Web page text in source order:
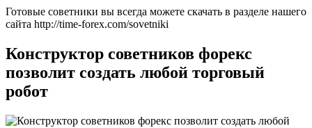
Готовые советники вы всегда можете скачать в разделе нашего
сайта http://time-forex.com/sovetniki
Конструктор советников форекс
позволит создать любой торговый
робот